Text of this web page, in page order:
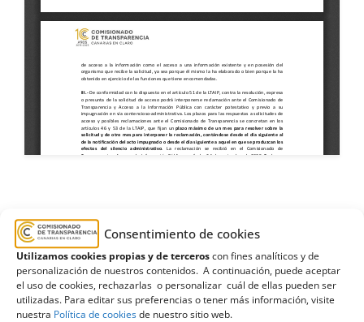
Consentimiento de cookies
Utilizamos cookies propias y de terceroscon fines analíticos y de
personalización de nuestros contenidos. A continuación, puede aceptar
el uso de cookies, rechazarlas o personalizar cuál de ellas pueden ser
utilizadas. Para editar sus preferencias o tener más información, visite
nuestra Política de cookiesde nuestro sitio web.
agricultura
ecologistas, expediente,Ganadería,Gobierno de
Canarias,Inadmisión,lubina,pesca,soberanía
alimentaria,Turcón